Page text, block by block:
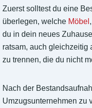
Zuerst solltest du eine
überlegen, welche Möbel
du in dein neues
ratsam, auch gleichzeitig
zu trennen, die du nicht
Nach der
Umzugsunternehmen zu